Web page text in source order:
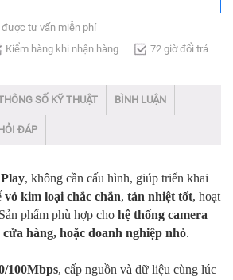
tư vấn miễn phí
Kiểm hàng khi nhận hàng 72 giờ đổi trả
SỐ KỸ THUẬT BÌNH LUẬN
ĐÁP
, không cần cấu hình, giúp triển khai
vỏ kim loại chắc chắn, tản nhiệt tốt, hoạt
phẩm phù hợp cho hệ thống camera
hàng, hoặc doanh nghiệp nhỏ.
100Mbps, cấp nguồn và dữ liệu cùng lúc